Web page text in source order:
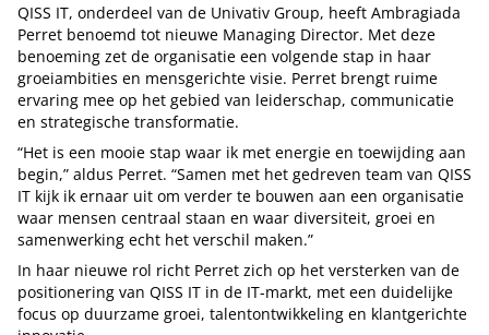
QISS IT, onderdeel van de Univativ Group, heeft Ambragiada
Perret benoemd tot nieuwe Managing Director. Met deze
benoeming zet de organisatie een volgende stap in haar
groeiambities en mensgerichte visie. Perret brengt ruime
ervaring mee op het gebied van leiderschap, communicatie
en strategische transformatie.
“Het is een mooie stap waar ik met energie en toewijding aan
begin,” aldus Perret. “Samen met het gedreven team van QISS
IT kijk ik ernaar uit om verder te bouwen aan een organisatie
waar mensen centraal staan en waar diversiteit, groei en
samenwerking echt het verschil maken.”
In haar nieuwe rol richt Perret zich op het versterken van de
positionering van QISS IT in de IT-markt, met een duidelijke
focus op duurzame groei, talentontwikkeling en klantgerichte